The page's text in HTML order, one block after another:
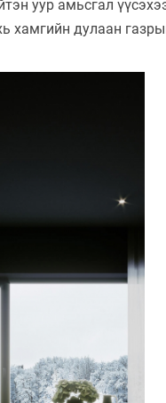
уур амьсгал
хамгийн дулаан